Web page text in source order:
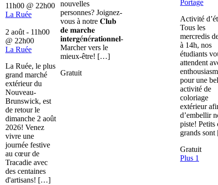
11h00 @ 22h00
La Ruée
2 août - 11h00
@ 22h00
La Ruée
La Ruée, le plus
grand marché
extérieur du
Nouveau-
Brunswick, est
de retour le
dimanche 2 août
2026! Venez
vivre une
journée festive
au cœur de
Tracadie avec
des centaines
d'artisans! […]
nouvelles
personnes? Joignez-
vous à notre 𝐂𝐥𝐮𝐛
𝐝𝐞 𝐦𝐚𝐫𝐜𝐡𝐞
𝐢𝐧𝐭𝐞𝐫𝐠é𝐧é𝐫𝐚𝐭𝐢𝐨𝐧𝐧𝐞𝐥-
Marcher vers le
mieux-être! […]
Gratuit
Portage
Activité
Tous les
mercredis
à 14h, nos
étudiants
attendent
pour une
activité de
coloriage
extérieur
d’embellir
piste! Petits
grands
Gratuit
Plus 1